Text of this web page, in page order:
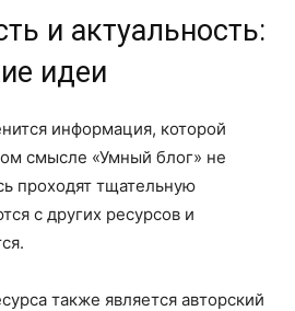
и актуальность:
идеи
информация, которой
смысле «Умный блог» не
проходят тщательную
с других ресурсов и
также является авторский